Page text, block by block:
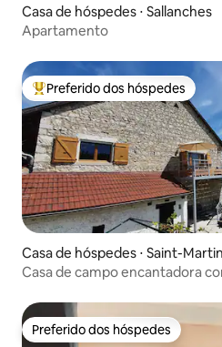
Casa de hóspedes ⋅ Sallanches
Apartamento
Entre os melhores preferidos
Preferido dos hóspedes
Casa de hóspedes ⋅ Saint-
Casa de campo encantadora
Preferido dos hóspedes
Preferido dos hóspedes